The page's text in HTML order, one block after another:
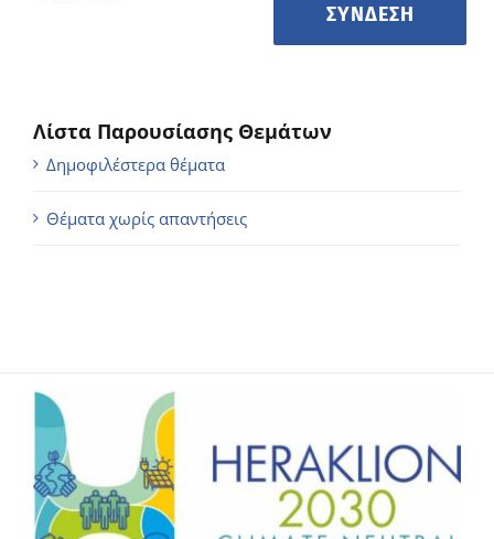
ΣΎΝΔΕΣΗ
Λίστα Παρουσίασης Θεμάτων
Δημοφιλέστερα θέματα
Θέματα χωρίς απαντήσεις